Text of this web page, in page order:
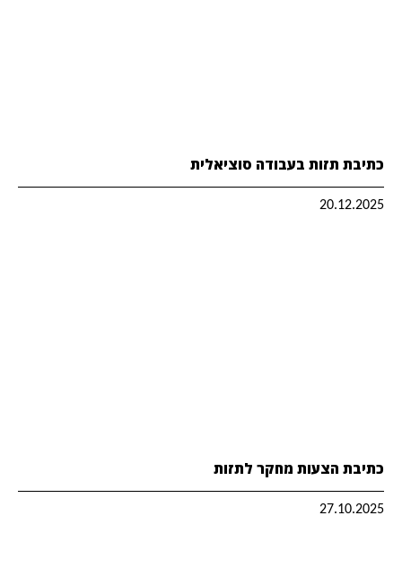
כתיבת תזות בעבודה סוציאלית
20.12.2025
כתיבת הצעות מחקר לתזות
27.10.2025